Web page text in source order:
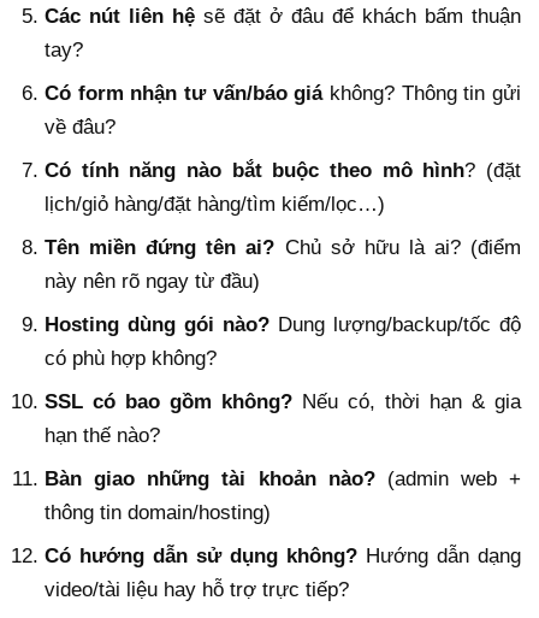
Các nút liên hệ sẽ đặt ở đâu để khách bấm thuận
tay?
Có form nhận tư vấn/báo giákhông? Thông tin gửi
về đâu?
Có tính năng nào bắt buộc theo mô hình? (đặt
lịch/giỏ hàng/đặt hàng/tìm kiếm/lọc…)
Tên miền đứng tên ai? Chủ sở hữu là ai? (điểm
này nên rõ ngay từ đầu)
Hosting dùng gói nào? Dung lượng/backup/tốc độ
có phù hợp không?
SSL có bao gồm không? Nếu có, thời hạn & gia
hạn thế nào?
Bàn giao những tài khoản nào?(admin web +
thông tin domain/hosting)
Có hướng dẫn sử dụng không? Hướng dẫn dạng
video/tài liệu hay hỗ trợ trực tiếp?